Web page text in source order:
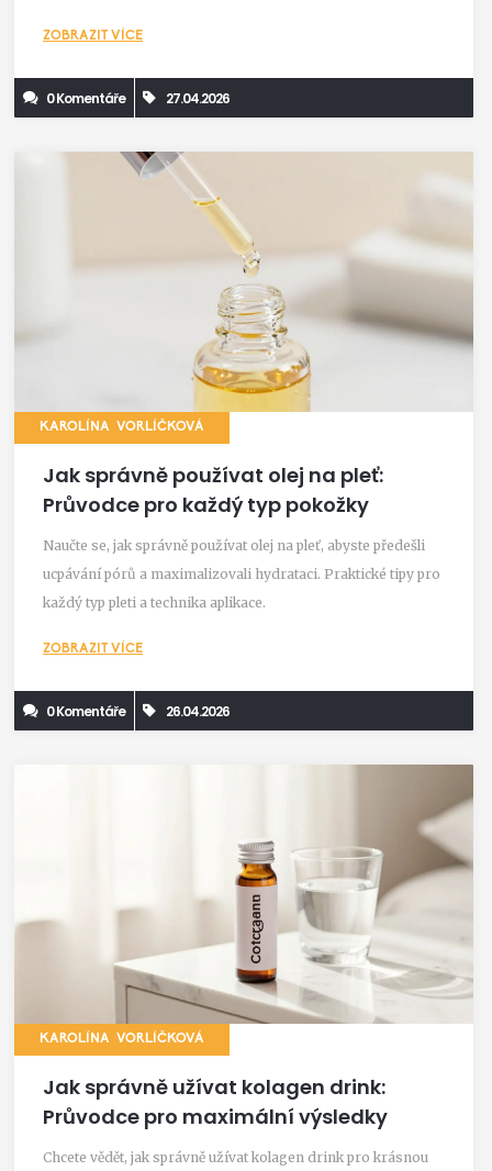
ZOBRAZIT VÍCE
0 Komentáře 27.04.2026
KAROLÍNA VORLÍČKOVÁ
Jak správně používat olej na pleť:
Průvodce pro každý typ pokožky
Naučte se, jak správně používat olej na pleť, abyste předešli
ucpávání pórů a maximalizovali hydrataci. Praktické tipy pro
každý typ pleti a technika aplikace.
ZOBRAZIT VÍCE
0 Komentáře 26.04.2026
KAROLÍNA VORLÍČKOVÁ
Jak správně užívat kolagen drink:
Průvodce pro maximální výsledky
Chcete vědět, jak správně užívat kolagen drink pro krásnou